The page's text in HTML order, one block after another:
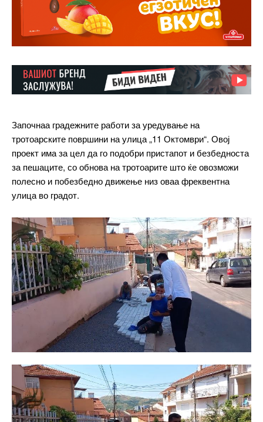
━ pricing plans
Free
Започнаа градежните работи за уредување на
тротоарските површини на улица „11 Октомври“. Овој
проект има за цел да го подобри пристапот и безбедноста
за пешаците, со обнова на тротоарите што ќе овозможи
полесно и побезбедно движење низ оваа фреквентна
улица во градот.